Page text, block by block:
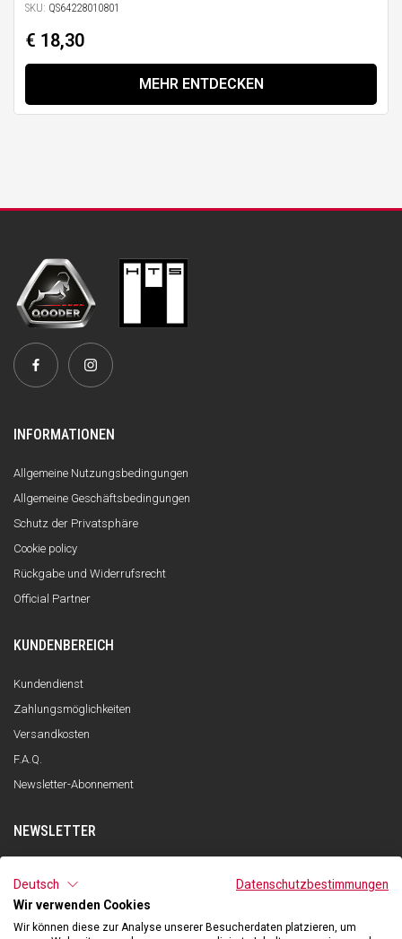
SKU: QS64228010801
€ 18,30
MEHR ENTDECKEN
INFORMATIONEN
Allgemeine Nutzungsbedingungen
Allgemeine Geschäftsbedingungen
Schutz der Privatsphäre
Cookie policy
Rückgabe und Widerrufsrecht
Official Partner
KUNDENBEREICH
Kundendienst
Zahlungsmöglichkeiten
Versandkosten
F.A.Q.
Newsletter-Abonnement
NEWSLETTER
ANMELDEN
Ich habe die Datenschutzerklärung gelesen und verstanden und stimme
Newsletter-Empfangs durch Qooder gemäß den Angaben in der
Deutsch
Datenschutzbestimmungen
Wir verwenden Cookies
Wir können diese zur Analyse unserer Besucherdaten platzieren, um